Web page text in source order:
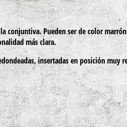
conjuntiva. Pueden ser de color
más clara.
insertadas en posición muy